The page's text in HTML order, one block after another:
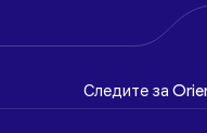
Следите за